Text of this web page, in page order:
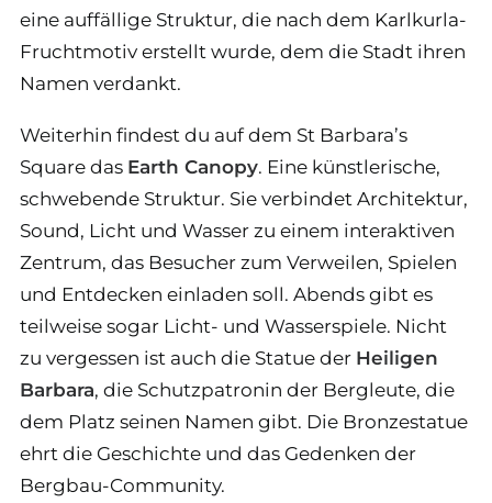
eine auffällige Struktur, die nach dem Karlkurla-
Fruchtmotiv erstellt wurde, dem die Stadt ihren
Namen verdankt.
Weiterhin findest du auf dem St Barbara’s
Square das Earth Canopy. Eine künstlerische,
schwebende Struktur. Sie verbindet Architektur,
Sound, Licht und Wasser zu einem interaktiven
Zentrum, das Besucher zum Verweilen, Spielen
und Entdecken einladen soll. Abends gibt es
teilweise sogar Licht- und Wasserspiele. Nicht
zu vergessen ist auch die Statue der Heiligen
Barbara, die Schutzpatronin der Bergleute, die
dem Platz seinen Namen gibt. Die Bronzestatue
ehrt die Geschichte und das Gedenken der
Bergbau-Community.